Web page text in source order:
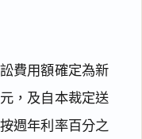
費用額確定為新
，及自本裁定送
週年利率百分之